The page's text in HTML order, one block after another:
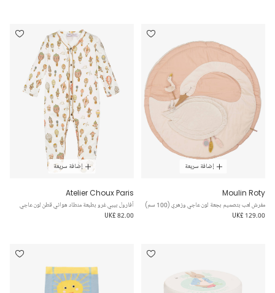
إضافة سريعة
Moulin Roty
مفرش لعب بتصميم بجعة لون عاجي وزهري (100 سم)
UK£ 129.00
إضافة سريعة
Atelier Choux Paris
أفارول بيبي غرو بطبعة منطاد هوائي قطن لون عاجي
UK£ 82.00